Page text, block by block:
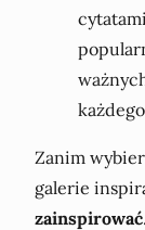
Zanim
galerie
zainspirować